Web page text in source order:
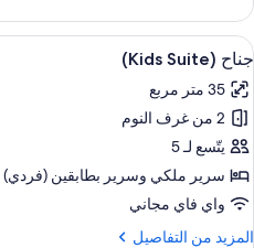
2
Queen
Beds)
جناح
غرفتا
(1
King
Bed
and
2
Queen
Beds)
استعراض
جميع
صور
جناح
(Kids
Suite)
2
جناح (Kids Suite)
35 متر مربع
2 من غرف النوم
يتّسع لـ 5
سرير ملكي‫‬ وسرير بطابقين (فردي)
واي فاي مجاني
المزيد من التفاصيل
المزيد